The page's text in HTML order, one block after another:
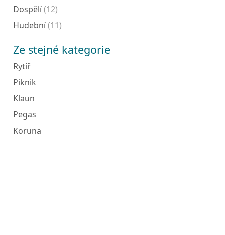
Dospělí(12)
Hudební(11)
Ze stejné kategorie
Rytíř
Piknik
Klaun
Pegas
Koruna